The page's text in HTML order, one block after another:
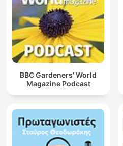
BBC Gardeners’ World
Magazine Podcast